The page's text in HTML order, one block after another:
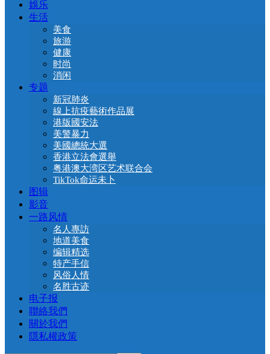
娛乐
生活
美食
旅游
健康
时尚
消闲
专题
新冠肺炎
線上抗疫藝術作品展
港版國安法
美警暴力
美國總統大選
香港立法會選舉
粤港澳大湾区艺术联合会
TikTok命运未卜
图辑
影音
一路风情
名人專訪
地道美食
编辑精选
特产手信
风俗人情
名胜古迹
电子报
聯絡我們
關於我們
隱私權政策